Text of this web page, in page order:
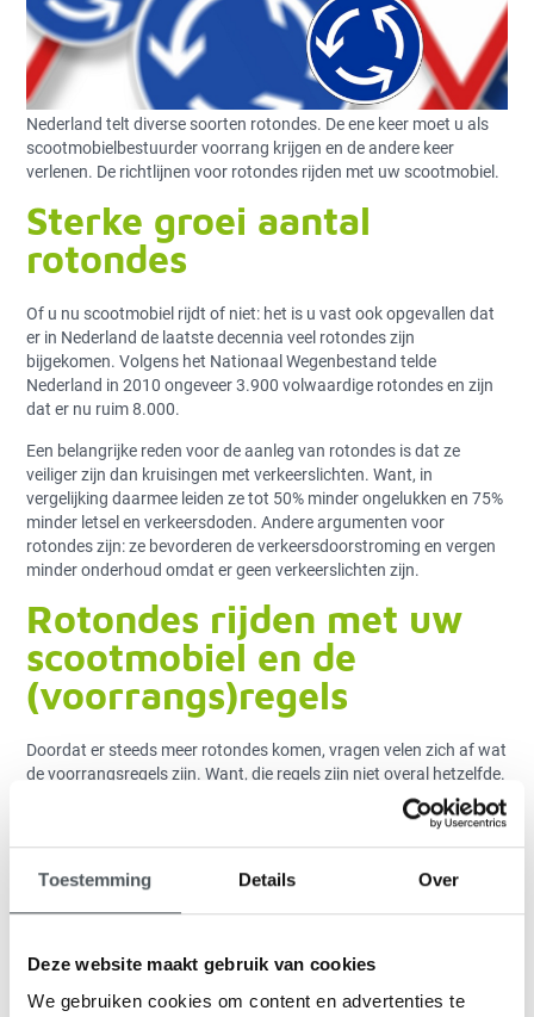
Toestemming Details Over
Deze website maakt gebruik van cookies
We gebruiken cookies om content en advertenties te
Nederland telt diverse soorten rotondes. De ene keer moet u als
scootmobielbestuurder voorrang krijgen en de andere keer
verlenen. De richtlijnen voor rotondes rijden met uw scootmobiel.
Sterke groei aantal
rotondes
Of u nu scootmobiel rijdt of niet: het is u vast ook opgevallen dat
er in Nederland de laatste decennia veel rotondes zijn
bijgekomen. Volgens het Nationaal Wegenbestand telde
Nederland in 2010 ongeveer 3.900 volwaardige rotondes en zijn
dat er nu ruim 8.000.
Een belangrijke reden voor de aanleg van rotondes is dat ze
veiliger zijn dan kruisingen met verkeerslichten. Want, in
vergelijking daarmee leiden ze tot 50% minder ongelukken en 75%
minder letsel en verkeersdoden. Andere argumenten voor
rotondes zijn: ze bevorderen de verkeersdoorstroming en vergen
minder onderhoud omdat er geen verkeerslichten zijn.
Rotondes rijden met uw
scootmobiel en de
(voorrangs)regels
Doordat er steeds meer rotondes komen, vragen velen zich af wat
de voorrangsregels zijn. Want, die regels zijn niet overal hetzelfde.
Hieronder een overzicht met de richtlijnen als u een rotonde rijdt
met uw scootmobiel. Binnen en buiten de bebouwde kom, maar
ook wat te doen wanneer u op de rijbaan of op het fietspad rijdt.
Rotonde met fietspad binnen de
bebouwde kom
Heeft de rotonde een apart fietspad? Kies als bestuurder van de
scootmobiel dan bij voorkeur voor het fietspad. Of u op het
fietspad bij een rotonde binnen de bebouwde kom voorrang